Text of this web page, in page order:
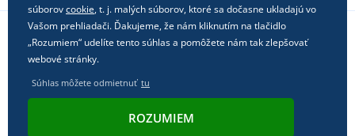
Sledujte nás na sociálnych sieťach
súborovcookie, t. j. malých súborov, ktoré sa dočasne ukladajú vo
Vašom prehliadači. Ďakujeme, že nám kliknutím na tlačidlo
„Rozumiem“ udelíte tento súhlas a pomôžete nám tak zlepšovať
webové stránky.
Súhlas môžete odmietnuť tu
ROZUMIEM